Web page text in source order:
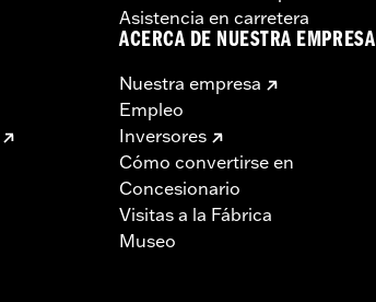
Asistencia en carretera
ACERCA DE NUESTRA EMPRESA
Nuestra empresa
Empleo
Inversores
Cómo convertirse en
Concesionario
Visitas a la Fábrica
Museo